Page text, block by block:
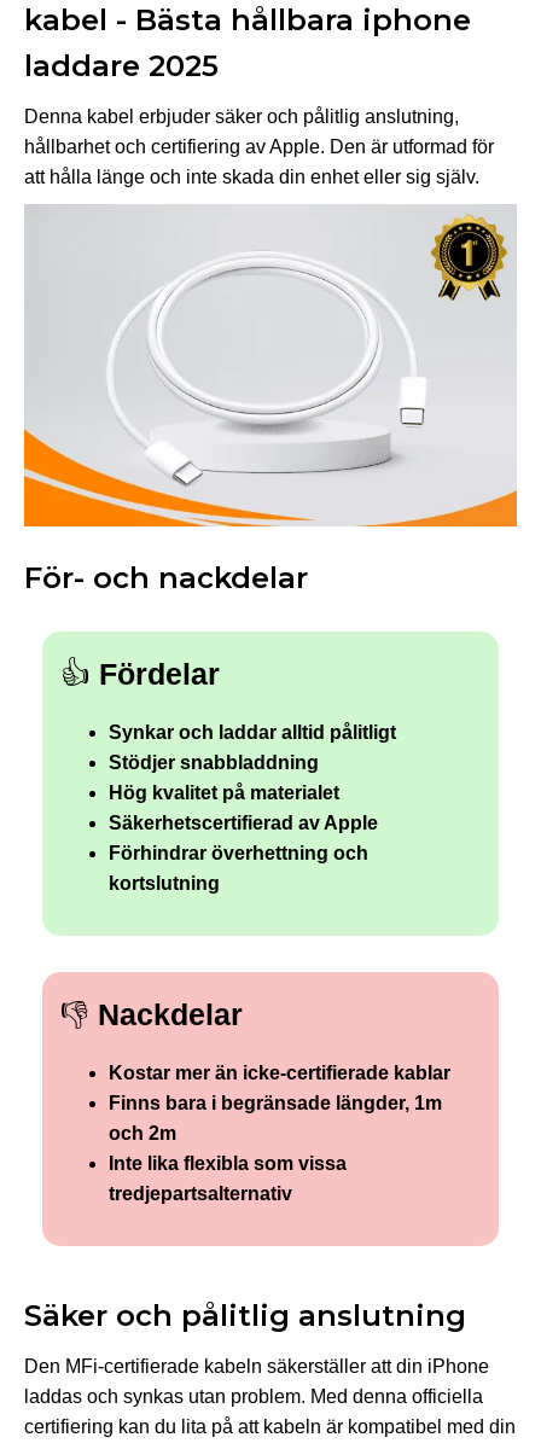
kabel - Bästa hållbara iphone
laddare 2025
Denna kabel erbjuder säker och pålitlig anslutning,
hållbarhet och certifiering av Apple. Den är utformad för
att hålla länge och inte skada din enhet eller sig själv.
För- och nackdelar
👍 Fördelar
Synkar och laddar alltid pålitligt
Stödjer snabbladdning
Hög kvalitet på materialet
Säkerhetscertifierad av Apple
Förhindrar överhettning och
kortslutning
👎 Nackdelar
Kostar mer än icke-certifierade kablar
Finns bara i begränsade längder, 1m
och 2m
Inte lika flexibla som vissa
tredjepartsalternativ
Säker och pålitlig anslutning
Den MFi-certifierade kabeln säkerställer att din iPhone
laddas och synkas utan problem. Med denna officiella
certifiering kan du lita på att kabeln är kompatibel med din